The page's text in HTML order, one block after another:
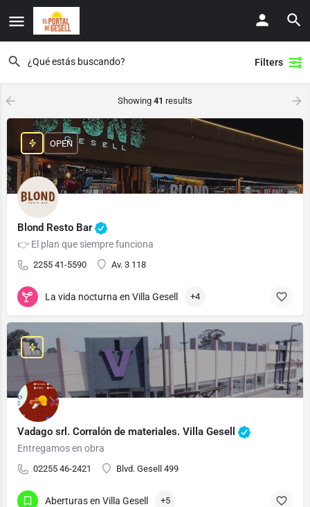
Filters
Showing 41 results
Blond Resto Bar
👉 El plan que siempre funciona
2255 41-5590 Av. 3 118
OPEN
La vida nocturna en Villa Gesell +4
Vadago srl. Corralón de materiales. Villa Gesell
Entregamos en obra
02255 46-2421 Blvd. Gesell 499
Aberturas en Villa Gesell +5